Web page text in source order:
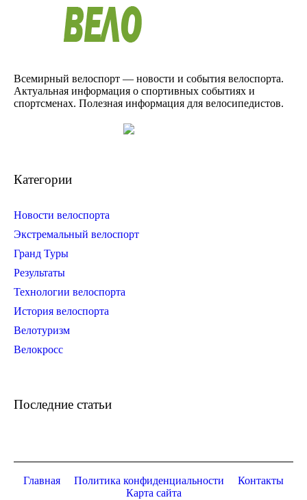
Всемирный велоспорт — новости и события велоспорта.
Актуальная информация о спортивных событиях и
спортсменах. Полезная информация для велосипедистов.
Категории
Новости велоспорта
Экстремальный велоспорт
Гранд Туры
Результаты
Технологии велоспорта
История велоспорта
Велотуризм
Велокросс
Последние статьи
Главная Политика конфиденциальности
Контакты
Карта сайта